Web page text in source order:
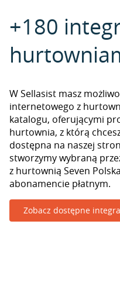
+180
W Sellasist masz
internetowego z
katalogu, oferującymi
hurtownia, z którą
dostępna na naszej
stworzymy wybraną
z hurtownią Seven
abonamencie płatnym.
Zobacz dostępne